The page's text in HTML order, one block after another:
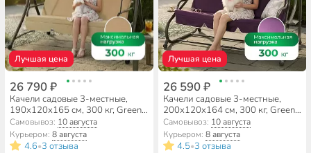
Лучшая цена
26 790 ₽
Качели садовые 3-местные,
190х120х165 см, 300 кг, Green
Days, раскладываются в
кровать, бежевые, YTGSW017-
YTGSW012, с крышей, металл
Самовывоз: 10 августа
Курьером:8 августа
4.6•3 отзыва
Лучшая цена
26 590 ₽
Качели садовые 3-местные,
200х120х164 см, 300 кг, Green
Days, раскладываются в
кровать, сливовые, YTGSW030-
19-1522, металл
Самовывоз: 10 августа
Курьером: 8 августа
4.5•3 отзыва